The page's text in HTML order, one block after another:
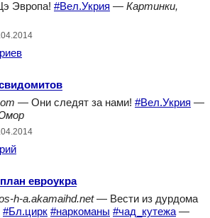
Эвропа! #Вел.Укрия — Картинки,
— Они следят за нами! #Вел.Укрия —
евроукра
h-a.akamaihd.net— Вести из дурдома
#Бл.цирк #наркоманы #чад_кутежа —